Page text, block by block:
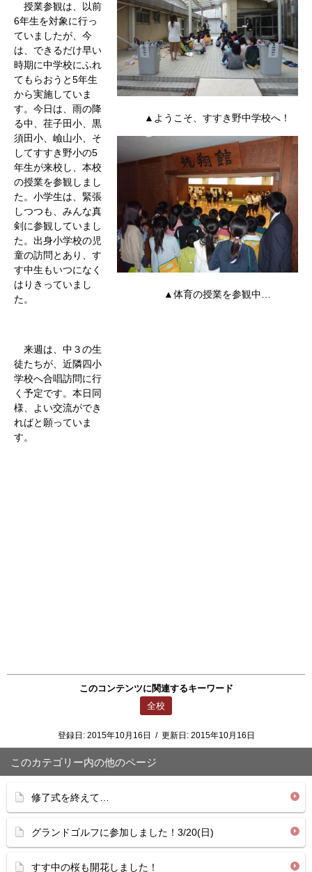
授業参観は、以前
6年生を対象に行っ
ていましたが、今
は、できるだけ早い
時期に中学校にふれ
てもらおうと5年生
から実施していま
す。今日は、雨の降
る中、荏子田小、黒
須田小、嶮山小、そ
してすすき野小の5
年生が来校し、本校
の授業を参観しまし
た。小学生は、緊張
しつつも、みんな真
剣に参観していまし
た。出身小学校の児
童の訪問とあり、す
す中生もいつになく
はりきっていまし
た。
来週は、中３の生
徒たちが、近隣四小
学校へ合唱訪問に行
く予定です。本日同
様、よい交流ができ
ればと願っていま
す。
▲ようこそ、すすき野中学校へ！
▲体育の授業を参観中…
このコンテンツに関連するキーワード
全校
登録日: 2015年10月16日 / 更新日: 2015年10月16日
このカテゴリー内の他のページ
修了式を終えて…
グランドゴルフに参加しました！3/20(日)
すす中の桜も開花しました！